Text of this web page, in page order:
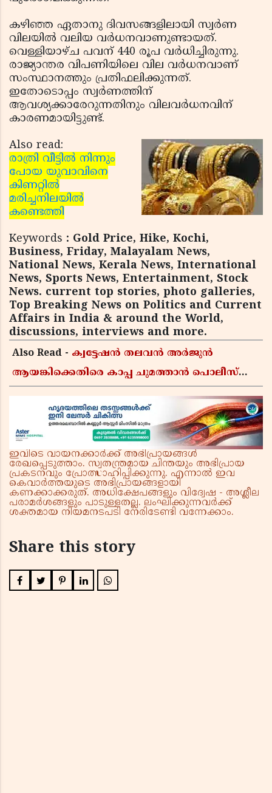
കഴിഞ്ഞ ഏതാനു ദിവസങ്ങളിലായി സ്വര്‍ണ
വിലയില്‍ വലിയ വര്‍ധനവാണുണ്ടായത്.
വെള്ളിയാഴ്ച പവന് 440 രൂപ വര്‍ധിച്ചിരുന്നു.
രാജ്യാന്തര വിപണിയിലെ വില വര്‍ധനവാണ്
സംസ്ഥാനത്തും പ്രതിഫലിക്കുന്നത്.
ഇതോടൊപ്പം സ്വര്‍ണത്തിന്
ആവശ്യക്കാരേറുന്നതിനും വിലവര്‍ധനവിന്
കാരണമായിട്ടുണ്ട്.
Also read:
രാത്രി വീട്ടില്‍ നിന്നും
പോയ യുവാവിനെ
കിണറ്റില്‍
മരിച്ചനിലയില്‍
കണ്ടെത്തി
Keywords : Gold Price, Hike, Kochi,
Business, Friday, Malayalam News,
National News, Kerala News, International
News, Sports News, Entertainment, Stock
News. current top stories, photo galleries,
Top Breaking News on Politics and Current
Affairs in India & around the World,
discussions, interviews and more.
Also Read - ക്വട്ടേഷൻ തലവൻ അർജുൻ
ആയങ്കിക്കെതിരെ കാപ്പ ചുമത്താൻ പൊലീസ്
ഇവിടെ വായനക്കാർക്ക് അഭിപ്രായങ്ങൾ
രേഖപ്പെടുത്താം. സ്വതന്ത്രമായ ചിന്തയും അഭിപ്രായ
പ്രകടനവും പ്രോത്സാഹിപ്പിക്കുന്നു. എന്നാൽ ഇവ
കെവാർത്തയുടെ അഭിപ്രായങ്ങളായി
കണക്കാക്കരുത്. അധിക്ഷേപങ്ങളും വിദ്വേഷ - അശ്ലീല
പരാമർശങ്ങളും പാടുള്ളതല്ല. ലംഘിക്കുന്നവർക്ക്
ശക്തമായ നിയമനടപടി നേരിടേണ്ടി വന്നേക്കാം.
Share this story